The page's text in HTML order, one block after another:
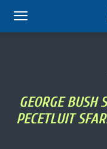
Divers
GEORGE BUSH
PECETLUIT